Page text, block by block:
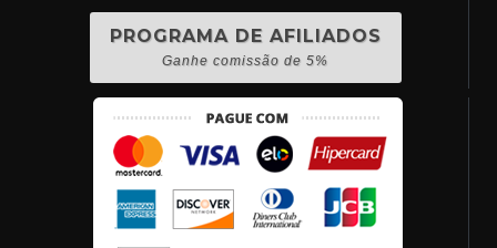
PROGRAMA DE AFILIADOS
Ganhe comissão de 5%